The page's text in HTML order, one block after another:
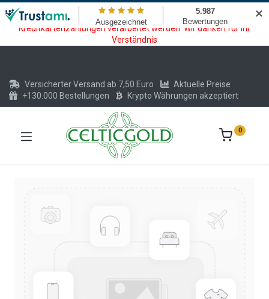
Wartungsarbeiten am Kreditkarten und Krypto Bezahlmodul. In der
Zeit vom 20.07. - 09.08.2026 können keine Krypto oder
Kreditkartenzahlungen verarbeitet werden. Wir danken für Ihr
Verständnis
Versicherter Versand ab 7,50 Euro
Aktuelle Preise
+130.000 Bestellungen
Krypto Währungen akzeptiert
0
✕